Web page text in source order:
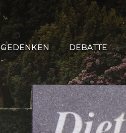
GEDENKEN DEBATTE